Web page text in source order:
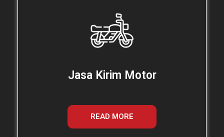
Jasa Kirim Motor
READ MORE